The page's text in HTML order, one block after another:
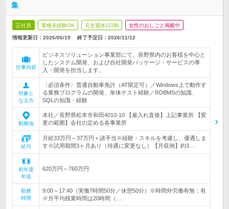
集
正社員 業種未経験OK 完全週休2日制 女性のおしごと掲載中
情報更新日：2026/06/19 終了予定日： 2026/11/12
仕事内容
ビジネスソリューション事業部にて、長野県内のお客様を中心と
したシステム開発、および自社開発パッケージ・サービスの導
入・開発を担当します。
対象と
なる方
〈必須条件〉普通自動車免許（AT限定可）／Windows上で動作す
る業務プログラムの開発、単体テスト経験／RDBMSの知識、
SQLの知識・経験
勤務地
本社／長野県松本市和田4010-10 【雇入れ直後】上記事業所 【変
更の範囲】会社の定める各事業所
給与
月給33万円～37万円＋諸手当※経験・スキルを考慮し、優遇しま
す※試用期間3ヶ月あり（待遇に変更なし）【月収例】約3…
初年度
年収
620万円～760万円
勤務
時間
9:00～17:40（実働7時間50分／休憩50分）※時間外労働有無：有
※月平均残業時間は20時間（…